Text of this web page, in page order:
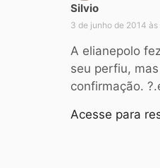
Silvio
i
s
e
:
3 de junho de 2014
A elianepolo
seu perfiu,
confirmação.
Acesse para